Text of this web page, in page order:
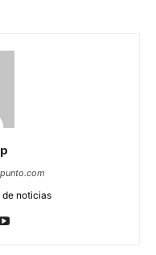
de noticias